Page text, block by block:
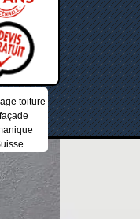
toiture